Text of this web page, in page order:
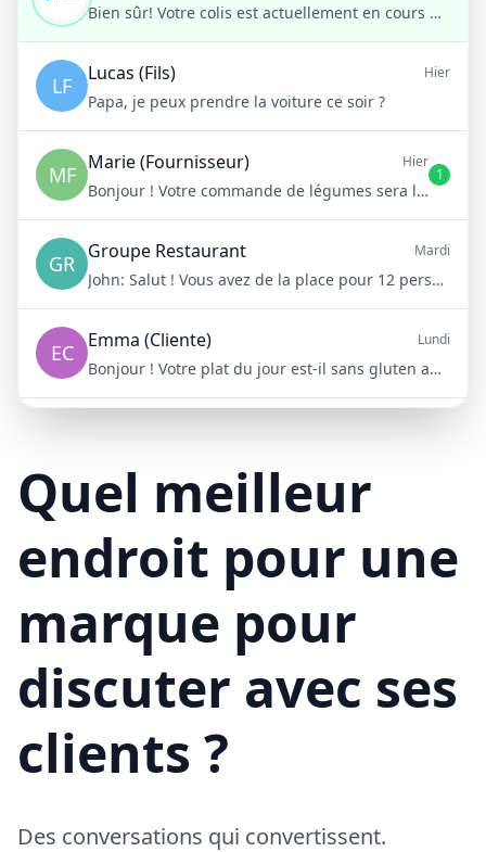
Quel meilleur
endroit pour une
marque pour
discuter avec ses
clients ?
Des conversations qui convertissent.
Bien sûr! Votre colis est actuellement en cours de livraison et devrait arriver chez vous aujourd'hui entre 14h et 16h
LF Lucas (Fils) Hier
Papa, je peux prendre la voiture ce soir ?
MF Marie (Fournisseur) Hier
Bonjour ! Votre commande de légumes sera livrée demain matin à 8h
1
GR Groupe Restaurant Mardi
John: Salut ! Vous avez de la place pour 12 personnes samedi soir ?
EC Emma (Cliente) Lundi
Bonjour ! Votre plat du jour est-il sans gluten aujourd'hui ?